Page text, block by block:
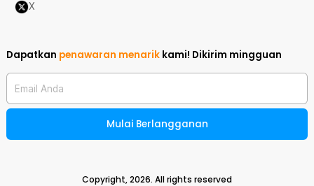
X
Dapatkan penawaran menarik kami! Dikirim mingguan
Email Anda
Mulai Berlangganan
Copyright,2026. All rights reserved